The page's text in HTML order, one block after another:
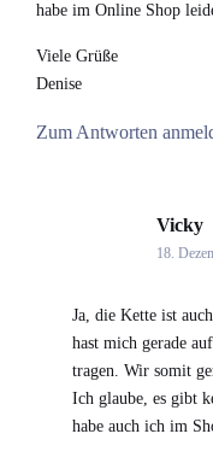
habe im Online Shop
Viele Grüße
Denise
Zum Antworten
Vicky
18.
Ja, die Kette ist
hast mich gerade
tragen. Wir somit
Ich glaube, es gibt
habe auch ich im